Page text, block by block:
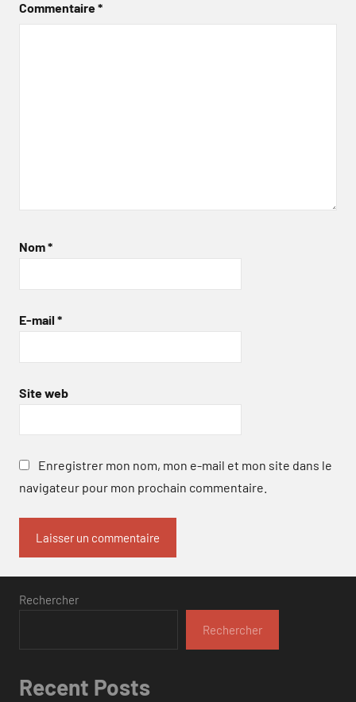
Commentaire*
Nom*
E-mail *
Site web
Enregistrer mon nom, mon e-mail et mon site dans le
navigateur pour mon prochain commentaire.
Rechercher
Rechercher
Recent Posts